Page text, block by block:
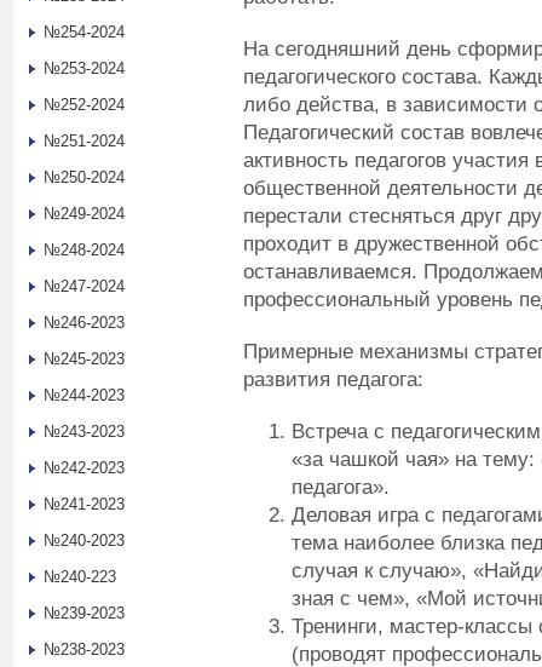
На сегодняшний день
педагогического состава.
либо действа, в зависимости
Педагогический состав
активность педагогов
общественной деятельности
перестали стесняться друг
проходит в дружественной
останавливаемся.
профессиональный уровень
Примерные механизмы
развития педагога:
Встреча с
«за чашкой чая» на тему:
педагога».
Деловая игра с
тема наиболее близка
случая к случаю»,
зная с чем», «Мой
Тренинги, мастер-классы
(проводят
№254-2024
№253-2024
№252-2024
№251-2024
№250-2024
№249-2024
№248-2024
№247-2024
№246-2023
№245-2023
№244-2023
№243-2023
№242-2023
№241-2023
№240-2023
№240-223
№239-2023
№238-2023